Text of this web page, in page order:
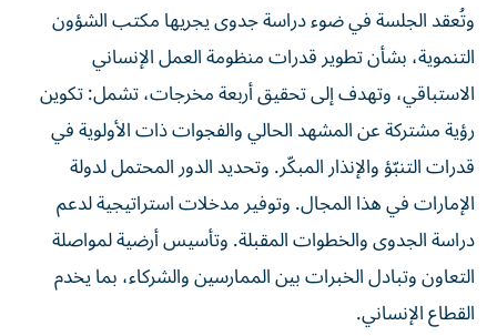
وتُعقد الجلسة في ضوء دراسة جدوى يجريها مكتب الشؤون
التنموية، بشأن تطوير قدرات منظومة العمل الإنساني
الاستباقي، وتهدف إلى تحقيق أربعة مخرجات، تشمل: تكوين
رؤية مشتركة عن المشهد الحالي والفجوات ذات الأولوية في
قدرات التنبّؤ والإنذار المبكّر. وتحديد الدور المحتمل لدولة
الإمارات في هذا المجال. وتوفير مدخلات استراتيجية لدعم
دراسة الجدوى والخطوات المقبلة. وتأسيس أرضية لمواصلة
التعاون وتبادل الخبرات بين الممارسين والشركاء، بما يخدم
القطاع الإنساني.